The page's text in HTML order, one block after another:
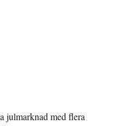
julmarknad med flera